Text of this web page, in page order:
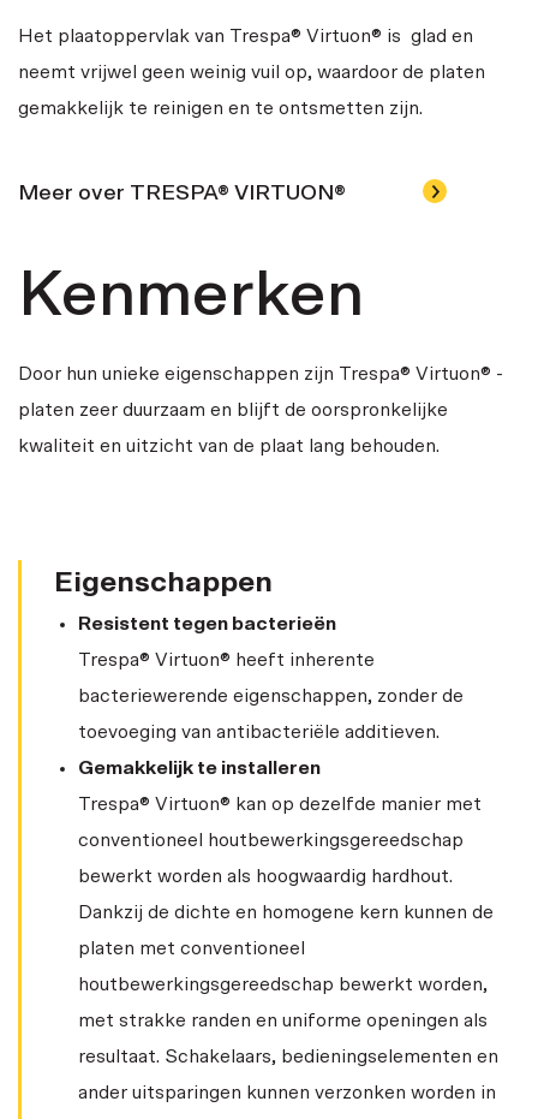
Het plaatoppervlak van Trespa® Virtuon® is glad en
neemt vrijwel geen weinig vuil op, waardoor de platen
gemakkelijk te reinigen en te ontsmetten zijn.
Meer over TRESPA® VIRTUON®
Kenmerken
Door hun unieke eigenschappen zijn Trespa® Virtuon® -
platen zeer duurzaam en blijft de oorspronkelijke
kwaliteit en uitzicht van de plaat lang behouden.
Eigenschappen
Resistent tegen bacterieën
Trespa® Virtuon® heeft inherente
bacteriewerende eigenschappen, zonder de
toevoeging van antibacteriële additieven.
Gemakkelijk te installeren
Trespa® Virtuon® kan op dezelfde manier met
conventioneel houtbewerkingsgereedschap
bewerkt worden als hoogwaardig hardhout.
Dankzij de dichte en homogene kern kunnen de
platen met conventioneel
houtbewerkingsgereedschap bewerkt worden,
met strakke randen en uniforme openingen als
resultaat. Schakelaars, bedieningselementen en
ander uitsparingen kunnen verzonken worden in